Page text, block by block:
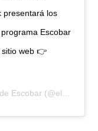
presentará los
Escobar
sitio web 👉
Escobar (@eldiadeescobar) el